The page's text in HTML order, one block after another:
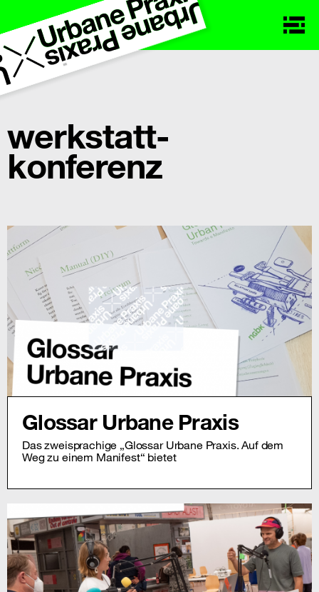
werkstatt-
konferenz
Glossar Urbane Praxis
Das zweisprachige „Glossar Urbane Praxis. Auf dem
Weg zu einem Manifest“ bietet